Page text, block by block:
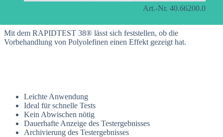
Art.-Nr. 40.66200.0
Mit dem RAPIDTEST 38® lässt sich feststellen, ob die
Vorbehandlung von Polyolefinen einen Effekt gezeigt hat.
Leichte Anwendung
Ideal für schnelle Tests
Kein Abwischen nötig
Dauerhafte Anzeige des Testergebnisses
Archivierung des Testergebnisses